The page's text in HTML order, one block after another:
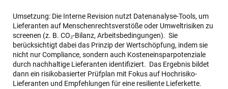
Umsetzung: Die Interne Revision nutzt Datenanalyse-Tools, um
Lieferanten auf Menschenrechtsverstöße oder Umweltrisiken zu
screenen (z. B. CO₂-Bilanz, Arbeitsbedingungen). Sie
berücksichtigt dabei das Prinzip der Wertschöpfung, indem sie
nicht nur Compliance, sondern auch Kosteneinsparpotenziale
durch nachhaltige Lieferanten identifiziert. Das Ergebnis bildet
dann ein risikobasierter Prüfplan mit Fokus auf Hochrisiko-
Lieferanten und Empfehlungen für eine resiliente Lieferkette.